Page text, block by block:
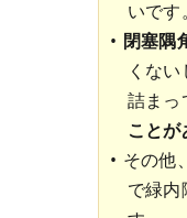
いです。
閉塞隅
くな
詰まっ
こと
その他、
で緑内